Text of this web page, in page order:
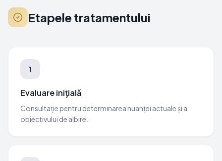
Etapele tratamentului
1
Evaluare inițială
Consultație pentru determinarea nuanței actuale și a
obiectivului de albire.